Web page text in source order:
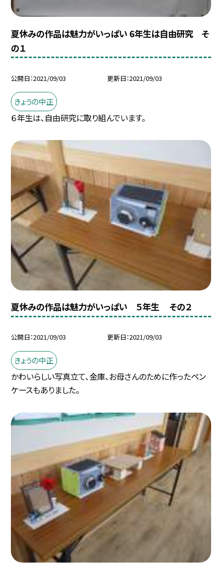
夏休みの作品は魅力がいっぱい 6年生は自由研究 そ
の１
公開日 2021/09/03 更新日 2021/09/03
きょうの中正
６年生は、自由研究に取り組んでいます。
夏休みの作品は魅力がいっぱい ５年生 その２
公開日 2021/09/03 更新日 2021/09/03
きょうの中正
かわいらしい写真立て、金庫、お母さんのために作ったペン
ケースもありました。